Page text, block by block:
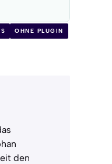
OHNE PLUGIN
den